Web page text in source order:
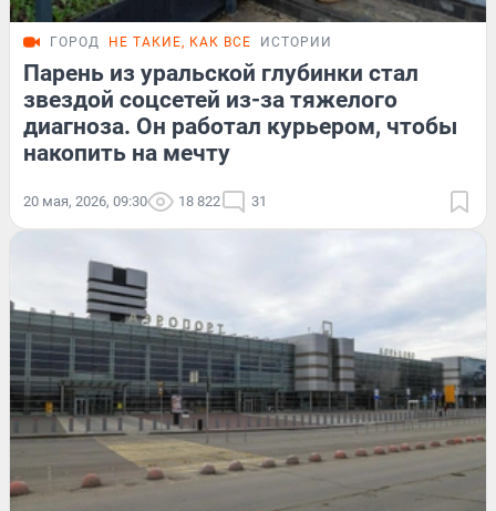
ГОРОД НЕ ТАКИЕ, КАК ВСЕ ИСТОРИИ
Парень из уральской глубинки стал
звездой соцсетей из-за тяжелого
диагноза. Он работал курьером, чтобы
накопить на мечту
20 мая, 2026, 09:30 18 822 31